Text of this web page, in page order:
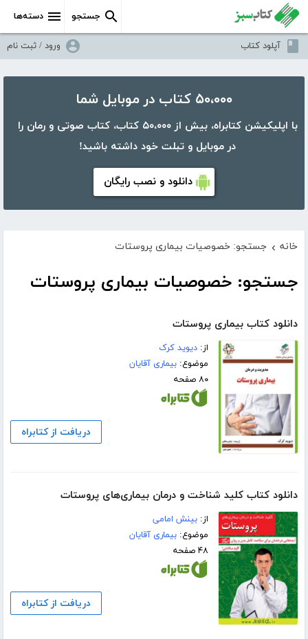
دسته‌ها جستجو
آپلود کتاب ورود / ثبت نام
۵۰،۰۰۰ کتاب در موبایل شما
با اپلیکیشن کتابراه، بیش از ۵۰،۰۰۰ کتاب، کتاب صوتی و رمان را
در موبایل و تبلت خود داشته باشید!
دانلود و نصب رایگان
خانه › جستجو: خصوصیات بیماری پروستات
جستجو: خصوصیات بیماری پروستات
دانلود کتاب بیماری پروستات
از:دیوید کرک
موضوع:بیماری آقایان
۸۰ صفحه
دریافت از کتابراه
دانلود کتاب کلید شناخت و درمان بیماری‌های پروستات
از:بینش امامی
موضوع:بیماری آقایان
۴۸ صفحه
دریافت از کتابراه